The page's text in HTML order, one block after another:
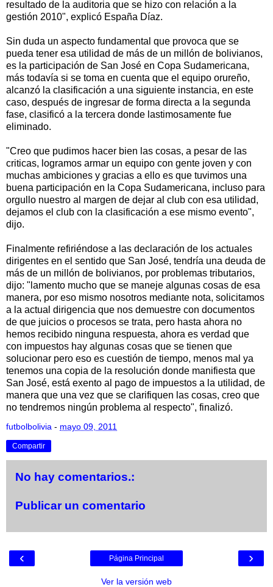
resultado de la auditoria que se hizo con relación a la
gestión 2010", explicó España Díaz.
Sin duda un aspecto fundamental que provoca que se
pueda tener esa utilidad de más de un millón de bolivianos,
es la participación de San José en Copa Sudamericana,
más todavía si se toma en cuenta que el equipo orureño,
alcanzó la clasificación a una siguiente instancia, en este
caso, después de ingresar de forma directa a la segunda
fase, clasificó a la tercera donde lastimosamente fue
eliminado.
"Creo que pudimos hacer bien las cosas, a pesar de las
criticas, logramos armar un equipo con gente joven y con
muchas ambiciones y gracias a ello es que tuvimos una
buena participación en la Copa Sudamericana, incluso para
orgullo nuestro al margen de dejar al club con esa utilidad,
dejamos el club con la clasificación a ese mismo evento",
dijo.
Finalmente refiriéndose a las declaración de los actuales
dirigentes en el sentido que San José, tendría una deuda de
más de un millón de bolivianos, por problemas tributarios,
dijo: "lamento mucho que se maneje algunas cosas de esa
manera, por eso mismo nosotros mediante nota, solicitamos
a la actual dirigencia que nos demuestre con documentos
de que juicios o procesos se trata, pero hasta ahora no
hemos recibido ninguna respuesta, ahora es verdad que
con impuestos hay algunas cosas que se tienen que
solucionar pero eso es cuestión de tiempo, menos mal ya
tenemos una copia de la resolución donde manifiesta que
San José, está exento al pago de impuestos a la utilidad, de
manera que una vez que se clarifiquen las cosas, creo que
no tendremos ningún problema al respecto", finalizó.
futbolbolivia - mayo 09, 2011
Compartir
No hay comentarios.:
Publicar un comentario
‹ ›
Página Principal
Ver la versión web